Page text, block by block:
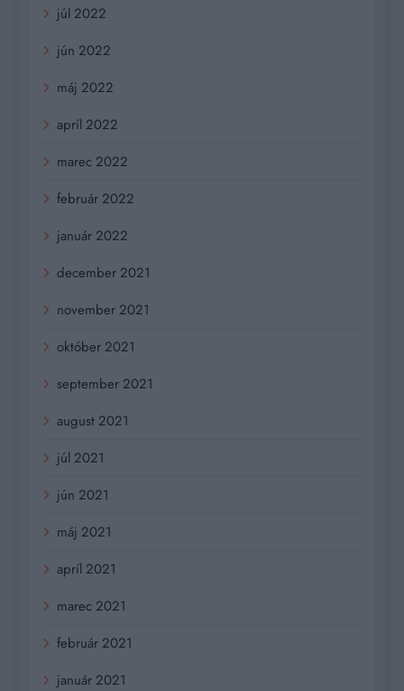
júl 2022
jún 2022
máj 2022
apríl 2022
marec 2022
február 2022
január 2022
december 2021
november 2021
október 2021
september 2021
august 2021
júl 2021
jún 2021
máj 2021
apríl 2021
marec 2021
február 2021
január 2021